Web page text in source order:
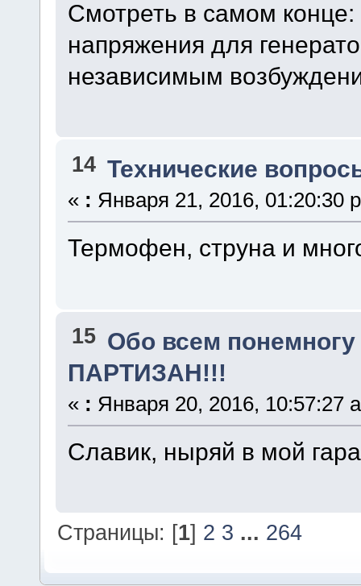
Смотреть в самом
напряжения для
независимым
14 Технические
« : Января 21, 2016, 01:20:30
Термофен, струна и
15 Обо всем понемногу
ПАРТИЗАН!!!
« : Января 20, 2016, 10:57:27
Славик, ныряй в мой
Страницы: [1] 2 3 ... 264